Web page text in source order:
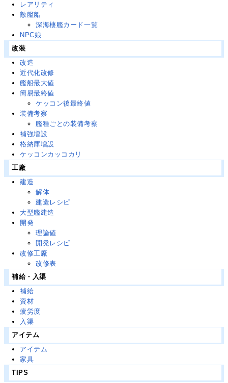
レアリティ
敵艦船
深海棲艦カード一覧
NPC娘
改装
改造
近代化改修
艦船最大値
簡易最終値
ケッコン後最終値
装備考察
艦種ごとの装備考察
補強増設
格納庫増設
ケッコンカッコカリ
工廠
建造
解体
建造レシピ
大型艦建造
開発
理論値
開発レシピ
改修工廠
改修表
補給・入渠
補給
資材
疲労度
入渠
アイテム
アイテム
家具
TIPS